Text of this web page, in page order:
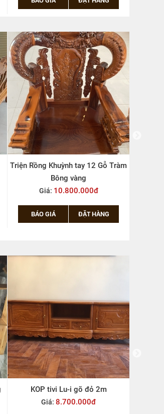
TRIỆN NGHÊ TAY 12 GỖ GÕ 6 MÓN,
HÀNG XƯỞNG TRƯC TIẾP SẢN
XUẤT, HÌNH THẬT
KOP TV 2.4m gõ NP
Giá: 9.500.000đ